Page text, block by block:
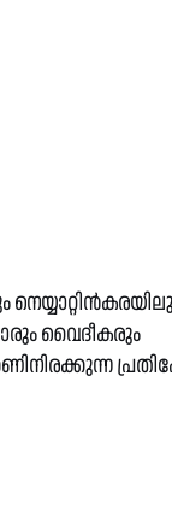
വൈദീകരും